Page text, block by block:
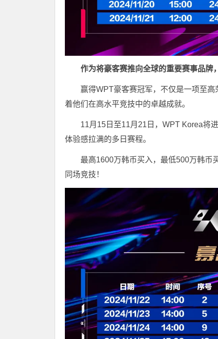
作为将豪客赛推向全球的重要赛事品牌
赢得WPT豪客赛冠军，不仅是一项至
着他们在高水平竞技中的卓越成就。
11月15日至11月21日，WPT Korea将
体验感拉满的多日赛程。
最高1600万韩币买入，最低500万韩币
同场竞技！